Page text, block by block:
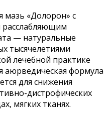
мазь «Долорон» с
— натуральные
тысячелетиями
лечебной практике
аюрведическая формула
для снижения
дистрофических
мягких тканях.